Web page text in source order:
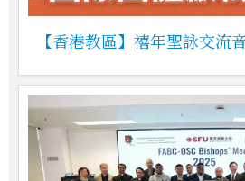
【香港教區】禧年聖詠交流